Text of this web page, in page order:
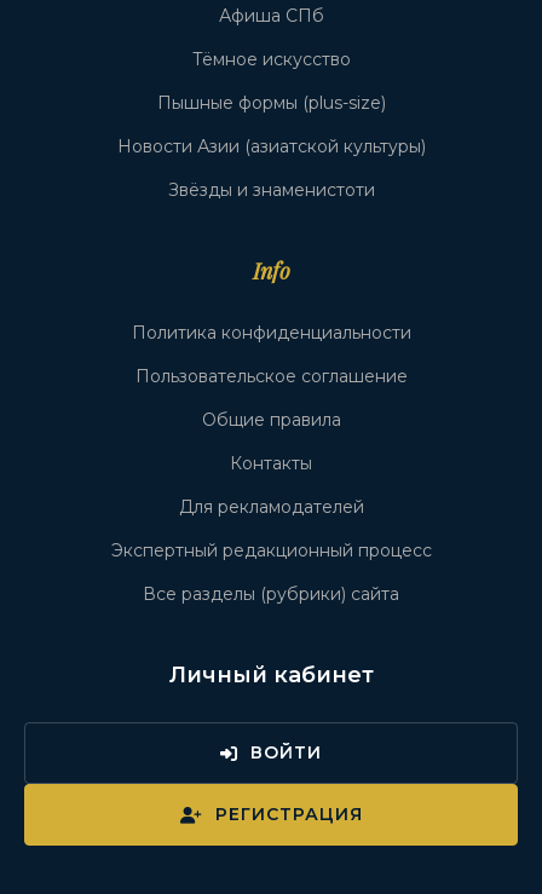
Афиша СПб
Тёмное искусство
Пышные формы (plus-size)
Новости Азии (азиатской культуры)
Звёзды и знаменистоти
Info
Политика конфиденциальности
Пользовательское соглашение
Общие правила
Контакты
Для рекламодателей
Экспертный редакционный процесс
Все разделы (рубрики) сайта
Личный кабинет
ВОЙТИ
РЕГИСТРАЦИЯ